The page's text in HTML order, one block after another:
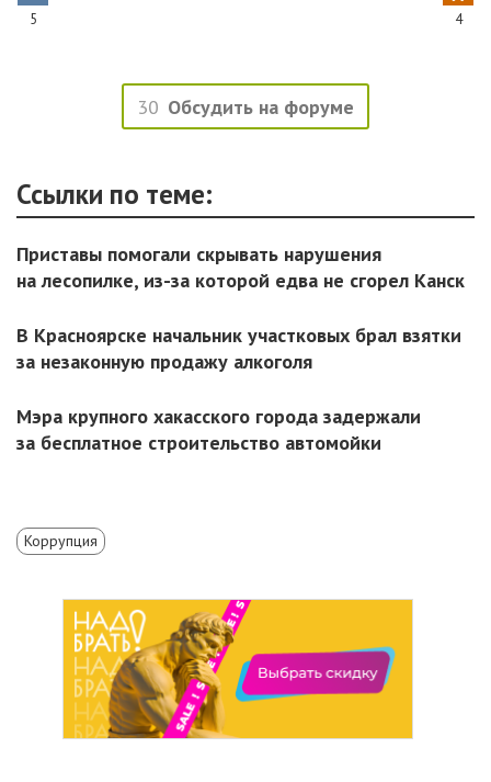
5 4
30 Обсудить на форуме
Ссылки по теме:
Приставы помогали скрывать нарушения
на лесопилке, из-за которой едва не сгорел Канск
В Красноярске начальник участковых брал взятки
за незаконную продажу алкоголя
Мэра крупного хакасского города задержали
за бесплатное строительство автомойки
Коррупция